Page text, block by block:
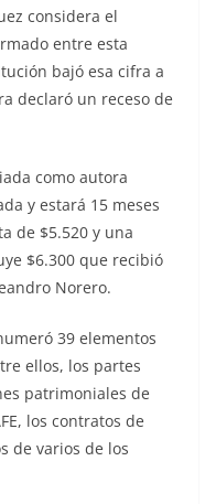
considera el
entre esta
bajó esa cifra a
declaró un receso de
como autora
y estará 15 meses
de $5.520 y una
$6.300 que recibió
Norero.
39 elementos
ellos, los partes
patrimoniales de
los contratos de
de varios de los